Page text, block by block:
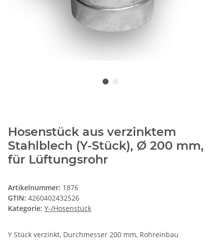
Hosenstück aus verzinktem
Stahlblech (Y-Stück), Ø 200 mm,
für Lüftungsrohr
Artikelnummer: 1876
GTIN: 4260402432526
Kategorie: Y-/Hosenstück
Y Stück verzinkt, Durchmesser 200 mm, Rohreinbau